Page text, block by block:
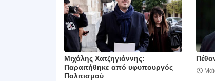
Μιχάλης Χατζηγιάννης:
Παραιτήθηκε από υφυπουργός
Πολιτισμού